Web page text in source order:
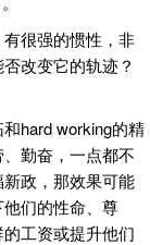
很强的惯性，非
改变它的轨迹？
hard working的精
勤奋，一点都不
政，那效果可能
们的性命、尊
工资或提升他们